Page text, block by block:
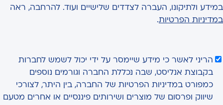
במידע ולתיקונו, העברה לצדדים שלישיים ועוד. להרחבה, ראה
במדיניות הפרטיות.
הריני לאשר כי מידע שיימסר על ידי יכול לשמש לחברות
בקבוצת אנליסט, שבה נכללת החברה וגורמים נוספים
כמפורט במדיניות הפרטיות של החברה, בין היתר, לצורכי
שיווק ופרסום של מוצרים ושירותים פיננסיים או אחרים מטעם